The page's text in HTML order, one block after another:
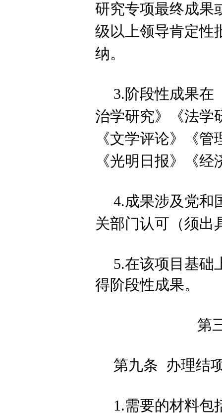
研究专项最终成果
级以上领导肯定性
纳。
3.阶段性成果在
治学研究》《法学
《文学评论》《
《光明日报》
《
4.成果涉及党和
关部门认可（须出
5.在该项目基础
得阶段性成果。
第
第九条 办理结
1.需要的材料包